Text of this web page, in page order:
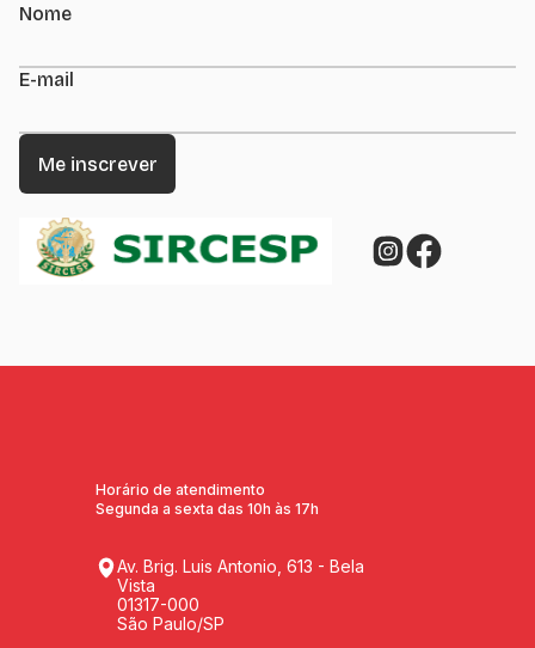
Nome
E-mail
Horário de atendimento
Segunda a sexta das 10h às 17h
Av. Brig. Luis Antonio, 613 - Bela
Vista
01317-000
São Paulo/SP